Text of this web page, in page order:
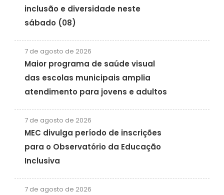
inclusão e diversidade neste
sábado (08)
7 de agosto de 2026
Maior programa de saúde visual
das escolas municipais amplia
atendimento para jovens e adultos
7 de agosto de 2026
MEC divulga período de inscrições
para o Observatório da Educação
Inclusiva
7 de agosto de 2026